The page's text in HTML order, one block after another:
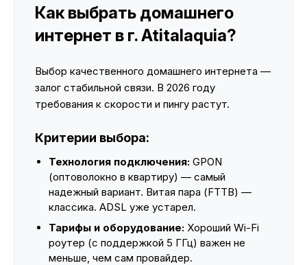
Как выбрать домашнего
интернет в г. Atitalaquia?
Выбор качественного домашнего интернета —
залог стабильной связи. В 2026 году
требования к скорости и пингу растут.
Критерии выбора:
Технология подключения: GPON
(оптоволокно в квартиру) — самый
надежный вариант. Витая пара (FTTB) —
классика. ADSL уже устарел.
Тарифы и оборудование: Хороший Wi-Fi
роутер (с поддержкой 5 ГГц) важен не
меньше, чем сам провайдер.